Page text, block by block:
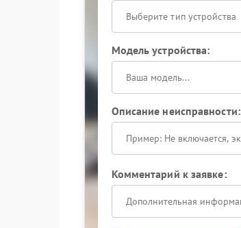
Выберите тип устройства
Модель устройства:
Описание неисправности:
Комментарий к заявке: